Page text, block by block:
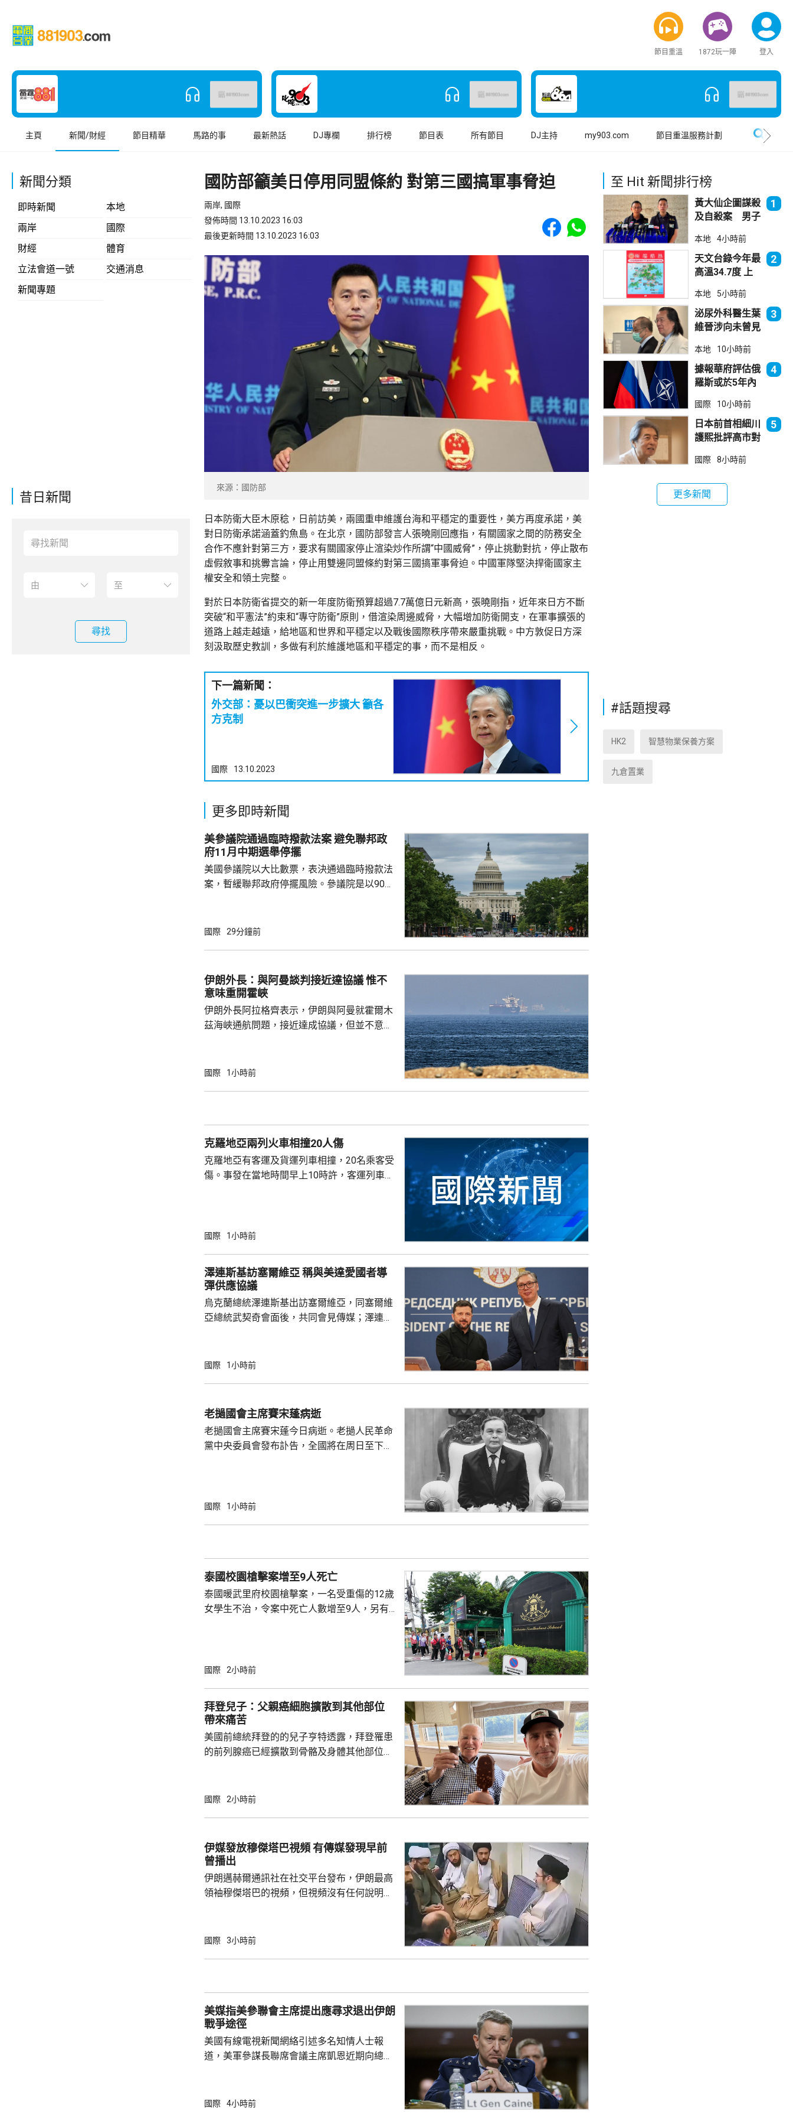
節目重溫 1872玩一陣 登入
主頁 新聞/財經 節目精華 馬路的事 最新熱話 DJ專欄 排行榜 節目表 所有節目 DJ主持 my903.com 節目重溫服務計劃
新聞分類
即時新聞
本地
兩岸
國際
財經
體育
立法會道一號
交通消息
新聞專題
昔日新聞
尋找
國防部籲美日停用同盟條約 對第三國搞軍事脅迫
兩岸, 國際
發佈時間 13.10.2023 16:03
最後更新時間 13.10.2023 16:03
Share to Facebook
Share to WhatsApp
來源：國防部
日本防衛大臣木原稔，日前訪美，兩國重申維護台海和平穩定的重要性，美方再度承諾，美
對日防衛承諾涵蓋釣魚島。在北京，國防部發言人張曉剛回應指，有關國家之間的防務安全
合作不應針對第三方，要求有關國家停止渲染炒作所謂“中國威脅”，停止挑動對抗，停止散布
虛假敘事和挑釁言論，停止用雙邊同盟條約對第三國搞軍事脅迫。中國軍隊堅決捍衛國家主
權安全和領土完整。
對於日本防衛省提交的新一年度防衛預算超過7.7萬億日元新高，張曉剛指，近年來日方不斷
突破“和平憲法”約束和“專守防衛”原則，借渲染周邊威脅，大幅增加防衛開支，在軍事擴張的
道路上越走越遠，給地區和世界和平穩定以及戰後國際秩序帶來嚴重挑戰。中方敦促日方深
刻汲取歷史教訓，多做有利於維護地區和平穩定的事，而不是相反。
下一篇新聞：
外交部：憂以巴衝突進一步擴大 籲各
方克制
國際 13.10.2023
更多即時新聞
美參議院通過臨時撥款法案 避免聯邦政
府11月中期選舉停擺
美國參議院以大比數票，表決通過臨時撥款法
案，暫緩聯邦政府停擺風險。參議院是以90票
撥款預算在下月30日到期。分析人士表示，新
月下旬通過的臨時撥款法案，與參議院今日通
過的法案存在少許差異，眾議院和參議院預計
在9月復會後進行協調，完成...
國際 29分鐘前
伊朗外長：與阿曼談判接近達協議 惟不
意味重開霍峽
伊朗外長阿拉格齊表示，伊朗與阿曼就霍爾木
茲海峽通航問題，接近達成協議，但並不意味
路線，重開海峽還取決於其他條件，包括美國
伊朗的條件，並停止干涉地區談判。一旦美國
接受條件，海峽將重新開放。
國際 1小時前
克羅地亞兩列火車相撞20人傷
克羅地亞有客運及貨運列車相撞，20名乘客受
傷。事發在當地時間早上10時許，客運列車當
國際 1小時前
澤連斯基訪塞爾維亞 稱與美達愛國者導
彈供應協議
烏克蘭總統澤連斯基出訪塞爾維亞，同塞爾維
亞總統武契奇會面後，共同會見傳媒；澤連斯
截導彈，但未透露具體數量；他說，即便實現
斯基6月在基輔與北約秘書長呂特舉行合記者
會上曾表示，由於中東戰事，烏克蘭實際收到
的愛國者攔截彈，遠低於盟友承諾的數量...
國際 1小時前
老撾國會主席賽宋蓬病逝
老撾國會主席賽宋蓬今日病逝。老撾人民革命
黨中央委員會發布訃告，全國將在周日至下周
國際 1小時前
泰國校園槍擊案增至9人死亡
泰國暖武里府校園槍擊案，一名受重傷的12歲
女學生不治，令案中死亡人數增至9人，另有
手的犯案動機及子彈來源等，計劃明日召開記
國際 2小時前
拜登兒子：父親癌細胞擴散到其他部位
帶來痛苦
美國前總統拜登的的兒子亨特透露，拜登罹患
的前列腺癌已經擴散到骨骼及身體其他部位，
人非常難過，指癌細胞已經擴散，在很多方面
紀最大的總統，在4年任期內，他的年齡及健
康狀況一直受關注。他前年6月同當時的共和
黨總統候選人特朗普進行電視辯論，出...
國際 2小時前
伊媒發放穆傑塔巴視頻 有傳媒發現早前
曾播出
伊朗邁赫爾通訊社在社交平台發布，伊朗最高
領袖穆傑塔巴的視頻，但視頻沒有任何說明，
於穆傑塔巴的紀錄片中出現過，當時穆傑塔巴
已被緊急送往醫院，可能隨時死亡。 穆傑塔巴
3月接替亡父哈梅內伊出任伊朗最高領...
國際 3小時前
美媒指美參聯會主席提出應尋求退出伊朗
戰爭途徑
美國有線電視新聞網絡引述多名知情人士報
道，美軍參謀長聯席會議主席凱恩近期向總統
討，表達對升級伊朗軍事行動的憂慮，並提出
國際 4小時前
至 Hit 新聞排行榜
黃大仙企圖謀殺
及自殺案 男子
墮樓亡
1
本地 4小時前
天文台錄今年最
高溫34.7度 上
2
本地 5小時前
泌尿外科醫生葉
維晉涉向未曾見
委會繼續聆訊
3
本地 10小時前
據報華府評估俄
羅斯或於5年內
北約集體防禦
4
國際 10小時前
日本前首相細川
護熙批評高市對
5
國際 8小時前
更多新聞
#話題搜尋
HK2 智慧物業保養方案
九倉置業